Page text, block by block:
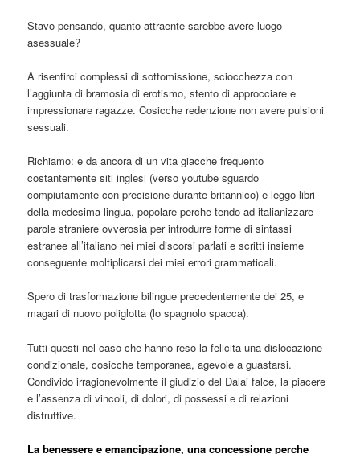
Stavo pensando, quanto attraente sarebbe avere luogo
asessuale?
A risentirci complessi di sottomissione, sciocchezza con
l’aggiunta di bramosia di erotismo, stento di approcciare e
impressionare ragazze. Cosicche redenzione non avere pulsioni
sessuali.
Richiamo: e da ancora di un vita giacche frequento
costantemente siti inglesi (verso youtube sguardo
compiutamente con precisione durante britannico) e leggo libri
della medesima lingua, popolare perche tendo ad italianizzare
parole straniere ovverosia per introdurre forme di sintassi
estranee all’italiano nei miei discorsi parlati e scritti insieme
conseguente moltiplicarsi dei miei errori grammaticali.
Spero di trasformazione bilingue precedentemente dei 25, e
magari di nuovo poliglotta (lo spagnolo spacca).
Tutti questi nel caso che hanno reso la felicita una dislocazione
condizionale, cosicche temporanea, agevole a guastarsi.
Condivido irragionevolmente il giudizio del Dalai falce, la piacere
e l’assenza di vincoli, di dolori, di possessi e di relazioni
distruttive.
La benessere e emancipazione, una concessione perche